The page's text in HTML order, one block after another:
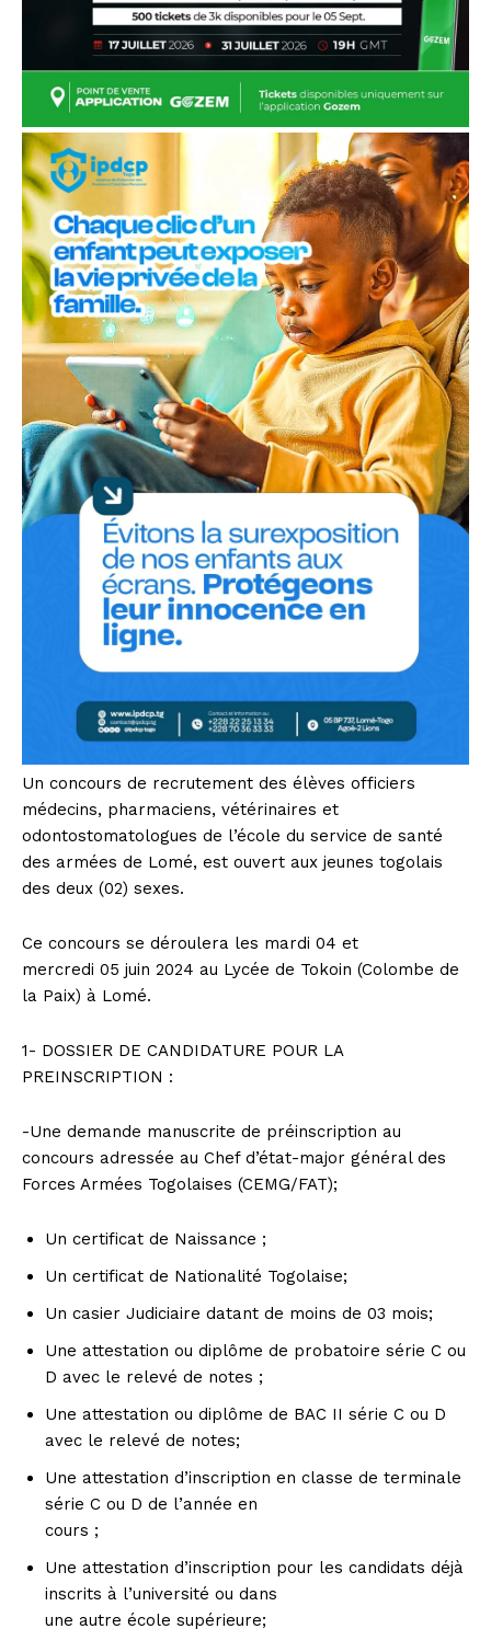
Un concours de recrutement des élèves officiers
médecins, pharmaciens, vétérinaires et
odontostomatologues de l’école du service de santé
des armées de Lomé, est ouvert aux jeunes togolais
des deux (02) sexes.
Ce concours se déroulera les mardi 04 et
mercredi 05 juin 2024 au Lycée de Tokoin (Colombe de
la Paix) à Lomé.
1- DOSSIER DE CANDIDATURE POUR LA
PREINSCRIPTION :
-Une demande manuscrite de préinscription au
concours adressée au Chef d’état-major général des
Forces Armées Togolaises (CEMG/FAT);
Un certificat de Naissance ;
Un certificat de Nationalité Togolaise;
Un casier Judiciaire datant de moins de 03 mois;
Une attestation ou diplôme de probatoire série C ou
D avec le relevé de notes ;
Une attestation ou diplôme de BAC II série C ou D
avec le relevé de notes;
Une attestation d’inscription en classe de terminale
série C ou D de l’année en
cours ;
Une attestation d’inscription pour les candidats déjà
inscrits à l’université ou dans
une autre école supérieure;